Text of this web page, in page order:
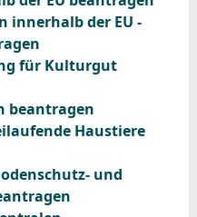
innerhalb der EU -
für Kulturgut
beantragen
Haustiere
und